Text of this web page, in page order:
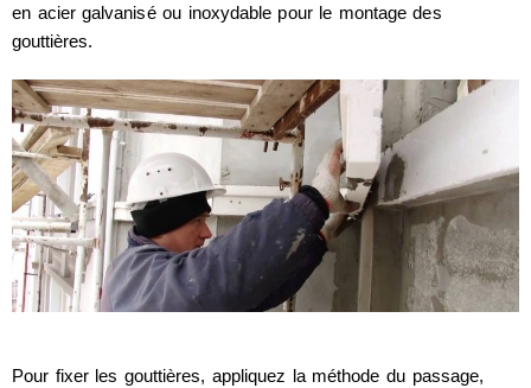
en acier galvanisé ou inoxydable pour le montage des
gouttières.
Pour fixer les gouttières, appliquez la méthode du passage,